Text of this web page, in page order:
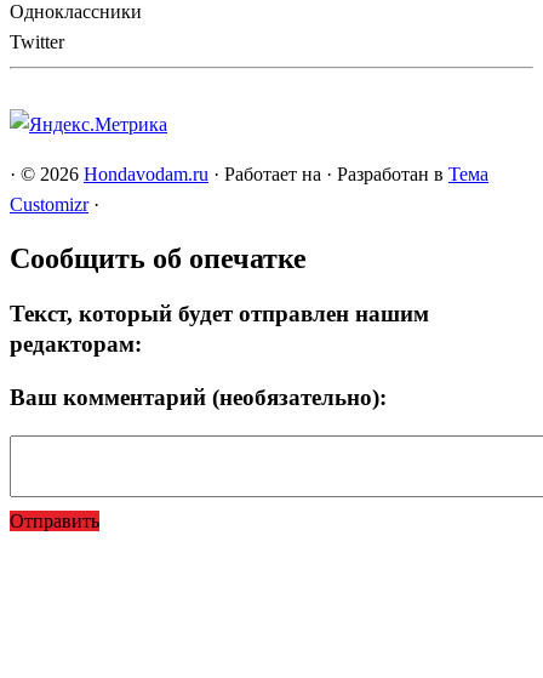
Одноклассники
Twitter
· © 2026 Hondavodam.ru · Работает на · Разработан в Тема
Customizr ·
Сообщить об опечатке
Текст, который будет отправлен нашим
редакторам:
Ваш комментарий (необязательно):
Отправить